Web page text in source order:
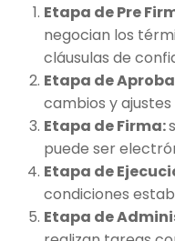
Etapa de Pre
negocian los
cláusulas de
Etapa de
cambios y
Etapa de Firma:
puede ser
Etapa de
condiciones
Etapa de